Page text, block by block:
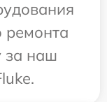
ремонта
за наш